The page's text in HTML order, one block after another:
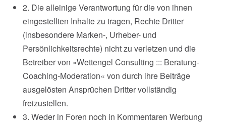
2. Die alleinige Verantwortung für die von ihnen
eingestellten Inhalte zu tragen, Rechte Dritter
(insbesondere Marken-, Urheber- und
Persönlichkeitsrechte) nicht zu verletzen und die
Betreiber von »Wettengel Consulting ::: Beratung-
Coaching-Moderation« von durch ihre Beiträge
ausgelösten Ansprüchen Dritter vollständig
freizustellen.
3. Weder in Foren noch in Kommentaren Werbung